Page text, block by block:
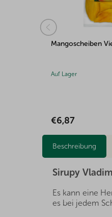
Mangoscheiben
Auf Lager
€6,87
Beschreibung
Sirupy
Es kann eine
es bei jedem